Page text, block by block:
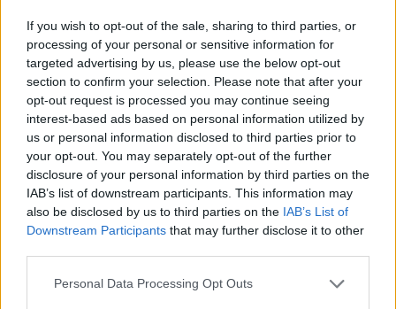
If you wish to opt-out of the sale, sharing to third parties, or
processing of your personal or sensitive information for
targeted advertising by us, please use the below opt-out
section to confirm your selection. Please note that after your
opt-out request is processed you may continue seeing
interest-based ads based on personal information utilized by
us or personal information disclosed to third parties prior to
your opt-out. You may separately opt-out of the further
disclosure of your personal information by third parties on the
IAB’s list of downstream participants. This information may
also be disclosed by us to third parties on the IAB’s List of
Downstream Participants that may further disclose it to other
Personal Data Processing Opt Outs
gewichtstoename . Ik verslik me regelmatig en kan soms
erg hyper zijn.
geef mening 0 reacties
Levothyroxine tabletten
20-04-2017 | Man | 69
levothyroxine (150ug)
Te weinig bijschildklierhormoon